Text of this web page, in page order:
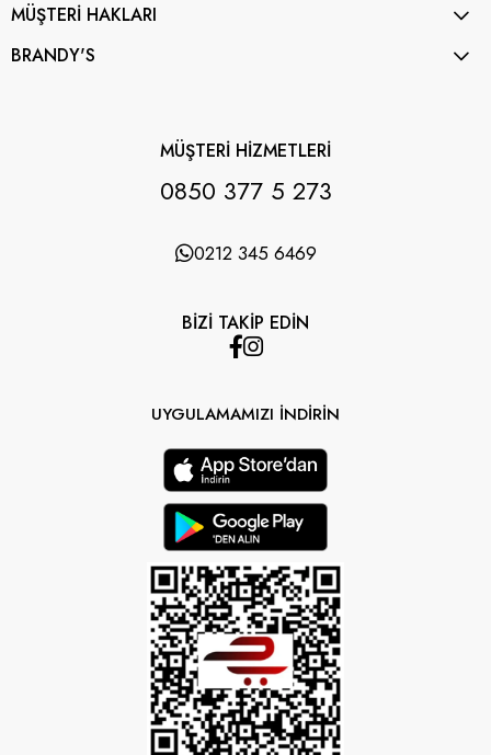
MÜŞTERİ HAKLARI
BRANDY'S
MÜŞTERİ HİZMETLERİ
0850 377 5 273
0212 345 6469
BİZİ TAKİP EDİN
UYGULAMAMIZI İNDİRİN